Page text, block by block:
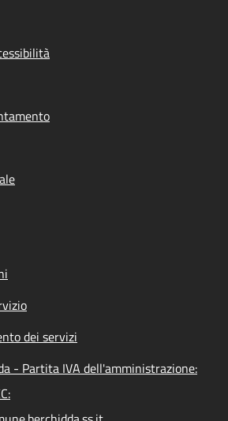
dei servizi
- Partita IVA dell'amministrazione: